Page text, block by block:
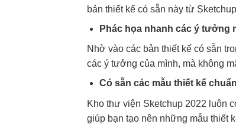
bản thiết kế có sẵn này từ
Phác họa nhanh các ý tưởng
Nhờ vào các bản thiết kế có sẵn
các ý tưởng của mình, mà không
Có sẵn các mẫu thiết kế chuẩn
Kho thư viện Sketchup 2022 luôn
giúp bạn tạo nên những mẫu thiết